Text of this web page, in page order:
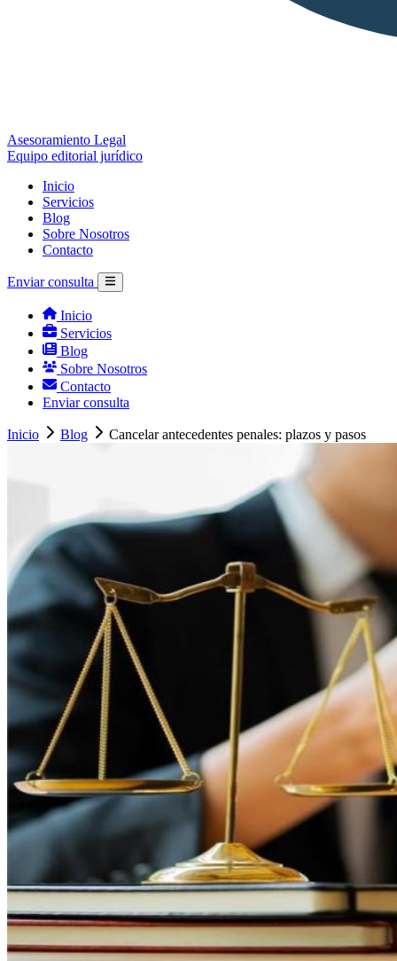
Asesoramiento Legal
Equipo editorial jurídico
Inicio
Servicios
Blog
Sobre Nosotros
Contacto
Enviar consulta
Inicio
Servicios
Blog
Sobre Nosotros
Contacto
Enviar consulta
Inicio Blog Cancelar antecedentes penales: plazos y pasos